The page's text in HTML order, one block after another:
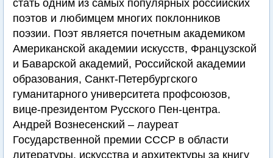
стать одним из самых популярных российских
поэтов и любимцем многих поклонников
поэзии. Поэт является почетным академиком
Американской академии искусств, Французской
и Баварской академий, Российской академии
образования, Санкт-Петербургского
гуманитарного университета профсоюзов,
вице-президентом Русского Пен-центра.
Андрей Вознесенский – лауреат
Государственной премии СССР в области
литературы, искусства и архитектуры за книгу